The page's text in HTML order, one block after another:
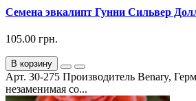
Семена эвкалипт Гунни Сильвер
105.00 грн.
В корзину
Арт. 30-275 Производитель Benary,
незаменимая со...